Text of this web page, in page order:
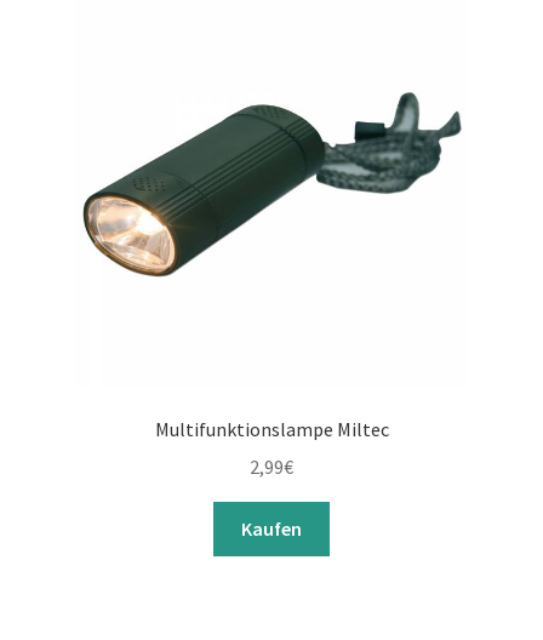
Multifunktionslampe Miltec
2,99€
Kaufen